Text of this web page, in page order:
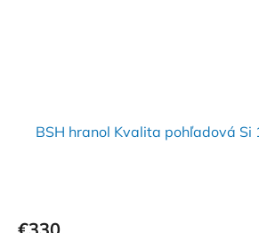
BSH hranol Kvalita pohľadová